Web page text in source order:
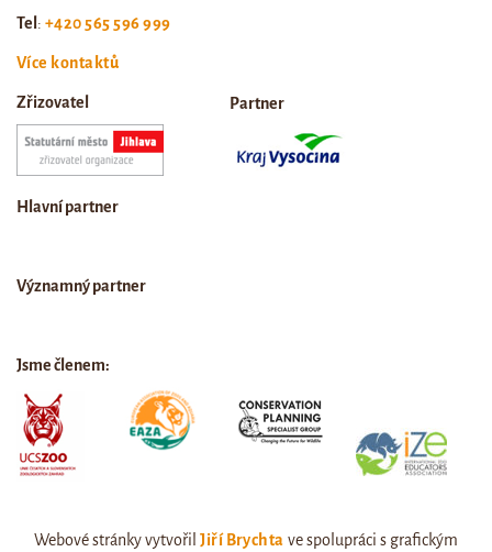
Tel: +420 565 596 999
Více kontaktů
Zřizovatel Partner
Hlavní partner
Významný partner
Jsme členem:
Webové stránky vytvořilJiří Brychta ve spolupráci s grafickým